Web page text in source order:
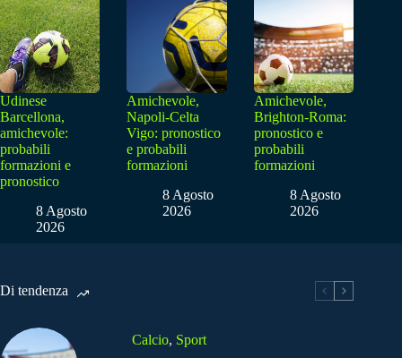
Udinese
Barcellona,
amichevole:
probabili
formazioni e
pronostico
8 Agosto
2026
Amichevole,
Napoli-Celta
Vigo: pronostico
e probabili
formazioni
8 Agosto
2026
Amichevole,
Brighton-Roma:
pronostico e
probabili
formazioni
8 Agosto
2026
Di tendenza
Calcio, Sport